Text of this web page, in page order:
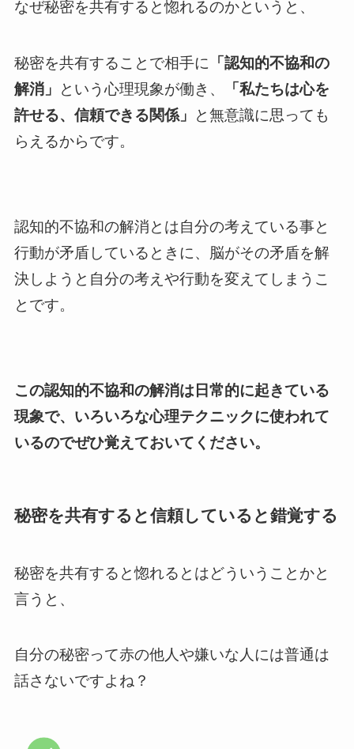
なぜ秘密を共有すると惚れるのかというと、
秘密を共有することで相手に 「認知的不協和の
解消」
という心理現象が働き、
「私たちは心を
許せる、信頼できる関係」
と無意識に思っても
らえるからです。
認知的不協和の解消とは自分の考えている事と
行動が矛盾しているときに、脳がその矛盾を解
決しようと自分の考えや行動を変えてしまうこ
とです。
この認知的不協和の解消は日常的に起きている
現象で、いろいろな心理テクニックに使われて
いるのでぜひ覚えておいてください。
秘密を共有すると信頼していると錯覚する
秘密を共有すると惚れるとはどういうことかと
言うと、
自分の秘密って赤の他人や嫌いな人には普通は
話さないですよね？